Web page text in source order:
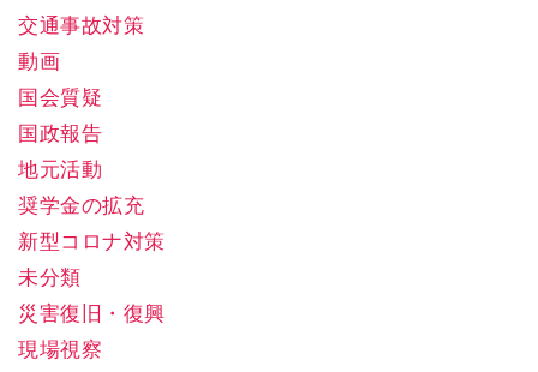
交通事故対策
動画
国会質疑
国政報告
地元活動
奨学金の拡充
新型コロナ対策
未分類
災害復旧・復興
現場視察